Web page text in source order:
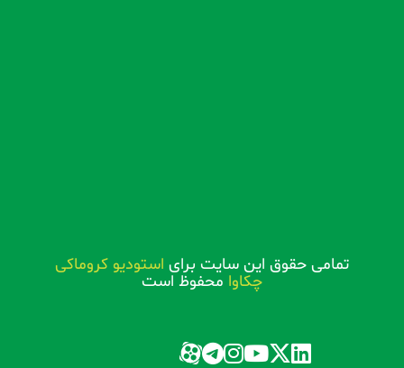
تمامی حقوق این سایت برای استودیو کروماکی
چکاوا محفوظ است